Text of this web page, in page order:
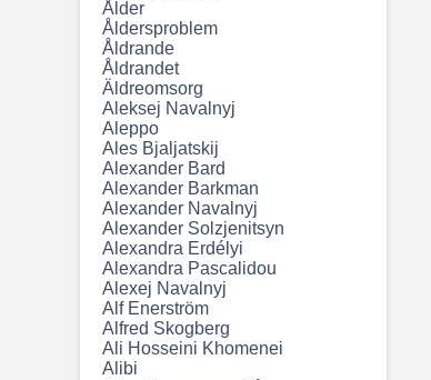
Ålder
Åldersproblem
Åldrande
Åldrandet
Äldreomsorg
Aleksej Navalnyj
Aleppo
Ales Bjaljatskij
Alexander Bard
Alexander Barkman
Alexander Navalnyj
Alexander Solzjenitsyn
Alexandra Erdélyi
Alexandra Pascalidou
Alexej Navalnyj
Alf Enerström
Alfred Skogberg
Ali Hosseini Khomenei
Alibi